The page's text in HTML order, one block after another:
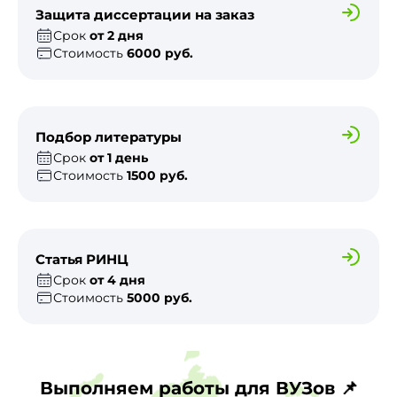
Защита диссертации на заказ
Срок от 2 дня
Стоимость 6000 руб.
Подбор литературы
Срок от 1 день
Стоимость 1500 руб.
Статья РИНЦ
Срок от 4 дня
Стоимость 5000 руб.
Выполняем работы для ВУЗов 📌